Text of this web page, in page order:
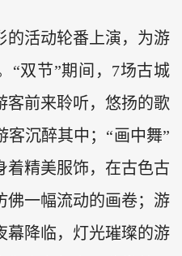
的活动轮番上演，为游
“双节”期间，7场古城
客前来聆听，悠扬的歌
沉醉其中；“画中舞”
着精美服饰，在古色古
佛一幅流动的画卷；游
幕降临，灯光璀璨的游